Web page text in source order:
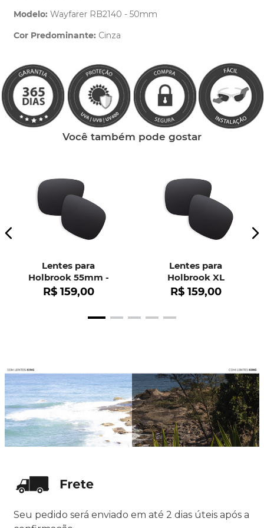
Modelo: Wayfarer RB2140 - 50mm
Cor Predominante: Cinza
Você também pode gostar
Lentes para
Holbrook 55mm -
OO9102
R$ 159,00
Lentes para
Holbrook XL
R$ 159,00
Seu pedido será enviado em até 2 dias úteis após a